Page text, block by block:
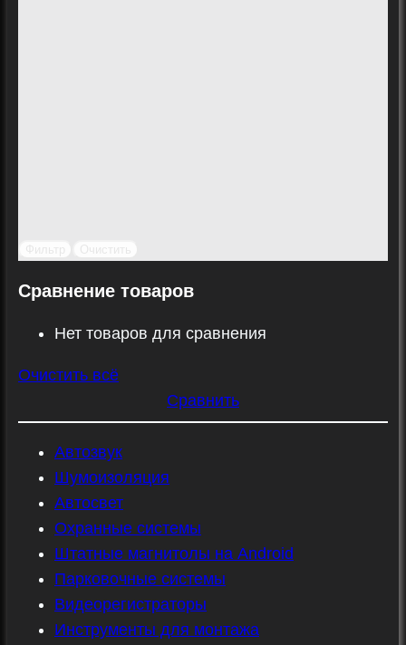
Сравнение товаров
Нет товаров для сравнения
Очистить всё
Сравнить
Автозвук
Шумоизоляция
Автосвет
Охранные системы
Штатные магнитолы на Android
Парковочные системы
Видеорегистраторы
Инструменты для монтажа